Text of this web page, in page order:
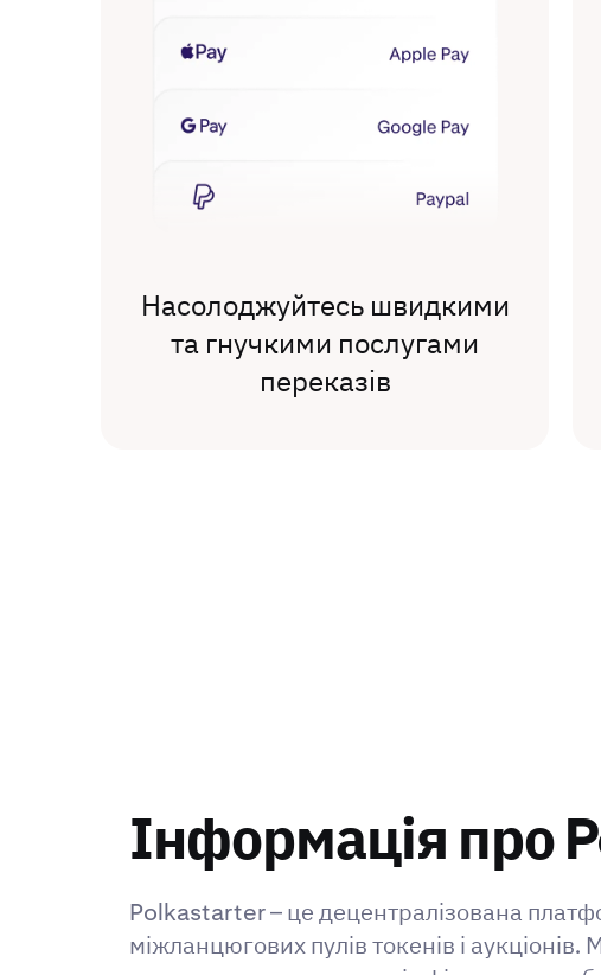
Насолоджуйтесь швидкими
та гнучкими послугами
переказів
Інформація про
Polkastarter – це децентралізована
міжланцюгових пулів токенів і